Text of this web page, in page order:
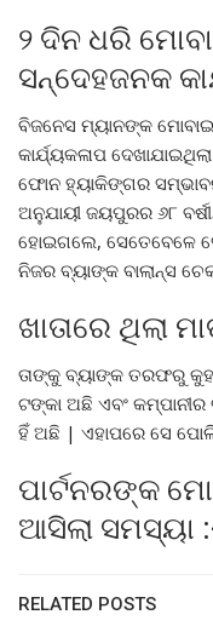
୨ ଦିନ ଧରି
ସନ୍ଦେହଜନକ
ବିଜନେସ ମ୍ୟାନଙ୍କ
କାର୍ଯ୍ୟକଳାପ
ଫୋନ ହ୍ୟାକିଙ୍ଗର
ଅନୁଯାୟୀ ଜୟପୁରର ୬୮
ହୋଇଗଲେ, ସେତେବେଳେ
ନିଜର ବ୍ୟାଙ୍କ ବାଲାନ୍ସ
ଖାତାରେ ଥିଲା
ତାଙ୍କୁ ବ୍ୟାଙ୍କ ତରଫରୁ
ଟଙ୍କା ଅଛି ଏବଂ
ହିଁ ଅଛି | ଏହାପରେ ସେ
ପାର୍ଟନରଙ୍କ
ଆସିଲା ସମସ୍ୟା
RELATED POSTS